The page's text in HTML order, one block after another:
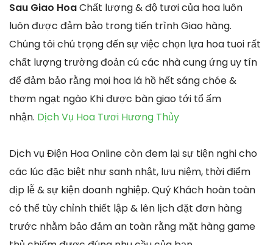
Sau Giao HoaChất lượng & độ tươi của hoa luôn
luôn được đảm bảo trong tiến trình Giao hàng.
Chúng tôi chú trọng đến sự việc chọn lựa hoa tuoi rất
chất lượng trường đoản cú các nhà cung ứng uy tín
để đảm bảo rằng mọi hoa lá hồ hết sáng chóe &
thơm ngạt ngào Khi được bàn giao tới tổ ấm
nhận. Dịch Vụ Hoa Tươi Hương Thủy
Dịch vụ Điện Hoa Online còn đem lại sự tiện nghi cho
các lúc đặc biệt như sanh nhật, lưu niệm, thời điểm
dịp lễ & sự kiện doanh nghiệp. Quý Khách hoàn toàn
có thể tùy chỉnh thiết lập & lên lịch đặt đơn hàng
trước nhằm bảo đảm an toàn rằng mặt hàng game